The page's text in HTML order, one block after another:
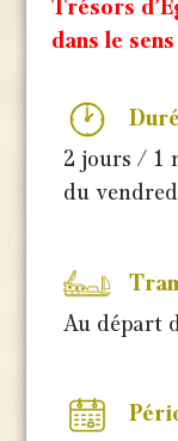
Trésors
dans le
2 jours / 1
du
Au départ